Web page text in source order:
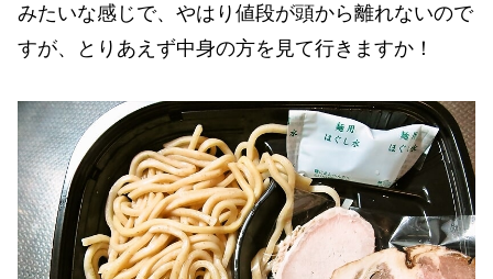
みたいな感じで、やはり値段が頭から離れないので
すが、とりあえず中身の方を見て行きますか！